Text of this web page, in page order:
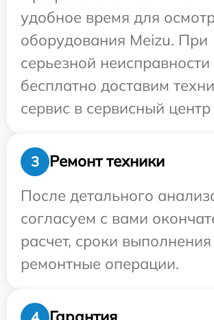
удобное время для
оборудования Meizu. При
серьезной
бесплатно доставим
сервис в сервисный
3
Ремонт техники
После детального
согласуем с вами
расчет, сроки
ремонтные операции.